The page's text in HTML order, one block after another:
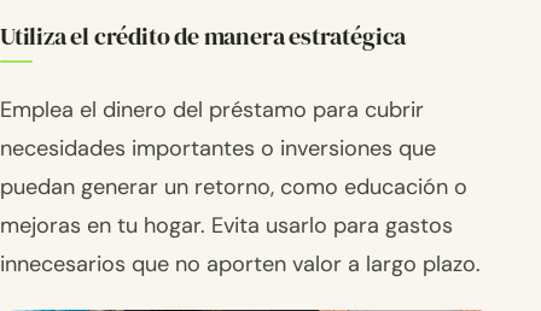
Utiliza el crédito de manera estratégica
Emplea el dinero del préstamo para cubrir
necesidades importantes o inversiones que
puedan generar un retorno, como educación o
mejoras en tu hogar. Evita usarlo para gastos
innecesarios que no aporten valor a largo plazo.